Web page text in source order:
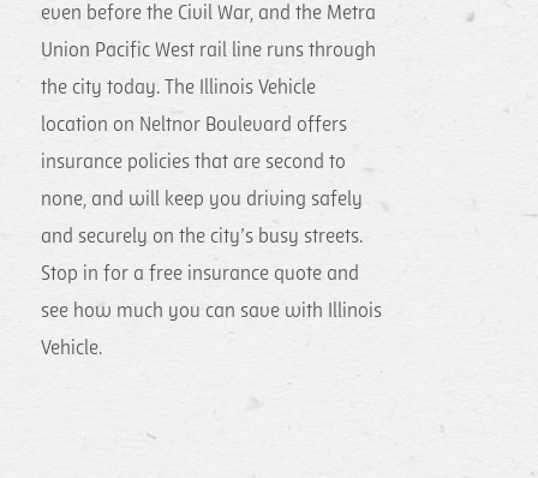
even before the Civil War, and the Metra
Union Pacific West rail line runs through
the city today. The Illinois Vehicle
location on Neltnor Boulevard offers
insurance policies that are second to
none, and will keep you driving safely
and securely on the city’s busy streets.
Stop in for a free insurance quote and
see how much you can save with Illinois
Vehicle.